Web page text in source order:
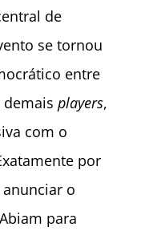
de
se tornou
entre
players,
com o
por
o
para